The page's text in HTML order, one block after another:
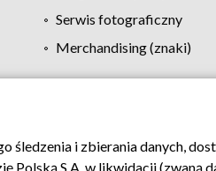
Serwis fotograficzny
Merchandising (znaki)
Biuro reklamy
i zbierania danych,
S.A. w likwidacji (zwaną